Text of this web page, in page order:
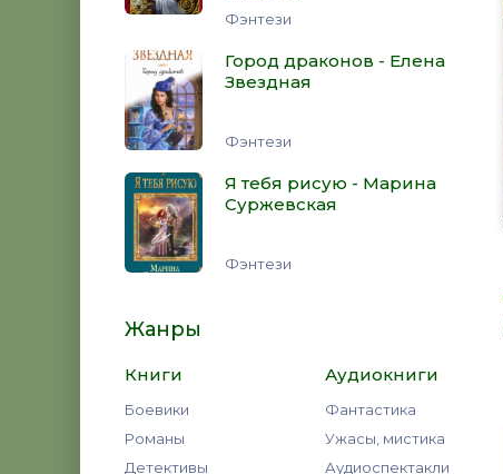
Фэнтези
Город драконов - Елена
Звездная
Фэнтези
Я тебя рисую - Марина
Суржевская
Фэнтези
Жанры
Книги
Боевики
Романы
Детективы
Аудиокниги
Фантастика
Ужасы, мистика
Аудиоспектакли